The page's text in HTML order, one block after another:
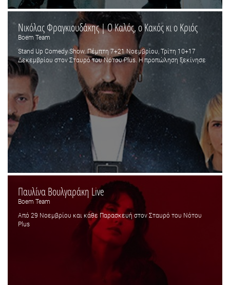
Νικόλας Φραγκιουδάκης | O Καλός, ο Κακός κι ο Κριός
Boem Team
Stand Up Comedy Show. Πέμπτη 7+21 Νοεμβρίου, Τρίτη 10+17
Δεκεμβρίου στον Σταυρό του Νότου Plus. Η προπώληση ξεκίνησε
Παυλίνα Βουλγαράκη Live
Boem Team
Από 29 Νοεμβρίου και κάθε Παρασκευή στον Σταυρό του Νότου
Plus